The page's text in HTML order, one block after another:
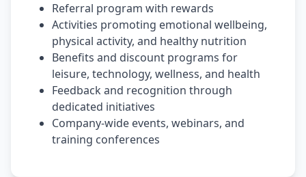
Referral program with rewards
Activities promoting emotional wellbeing,
physical activity, and healthy nutrition
Benefits and discount programs for
leisure, technology, wellness, and health
Feedback and recognition through
dedicated initiatives
Company-wide events, webinars, and
training conferences